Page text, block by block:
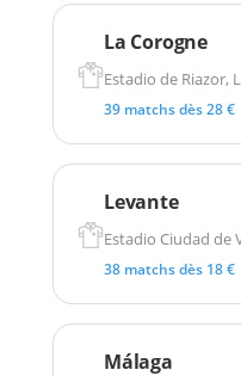
La Corogne
Estadio de Riazor,
39 matchs dès 28 €
Levante
Estadio Ciudad de
38 matchs dès 18 €
Málaga